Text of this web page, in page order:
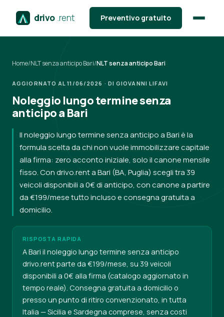
drivo .rent Preventivo gratuito
Home/NLT senza anticipo Bari/NLT senza anticipo Bari
AGGIORNATO AL 11/06/2026 · DI GIOVANNI LIFAVI
Noleggio lungo termine senza
anticipo a Bari
Il noleggio lungo termine senza anticipo a Bari è la
formula scelta da chi non vuole immobilizzare capitale
alla firma: zero acconto iniziale, solo il canone mensile
fisso. Con drivo.rent a Bari (BA, Puglia) scegli tra 39
veicoli disponibili a 0€ di anticipo, con canone a partire
da €199/mese tutto incluso e consegna gratuita a
domicilio.
RISPOSTA RAPIDA
A Bari il noleggio lungo termine senza anticipo
drivo.rent parte da €199/mese, su 39 veicoli
disponibili a 0€ alla firma (catalogo aggiornato in
tempo reale). Consegna gratuita a domicilio o
presso un punto di ritiro convenzionato, in tutta
Italia — Sicilia e Sardegna comprese, senza costi